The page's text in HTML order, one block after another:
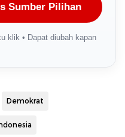
Sumber Pilihan
klik • Dapat diubah kapan
Demokrat